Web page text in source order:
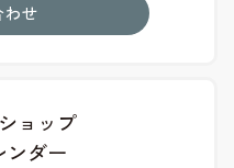
わせ
ョップ
ンダー